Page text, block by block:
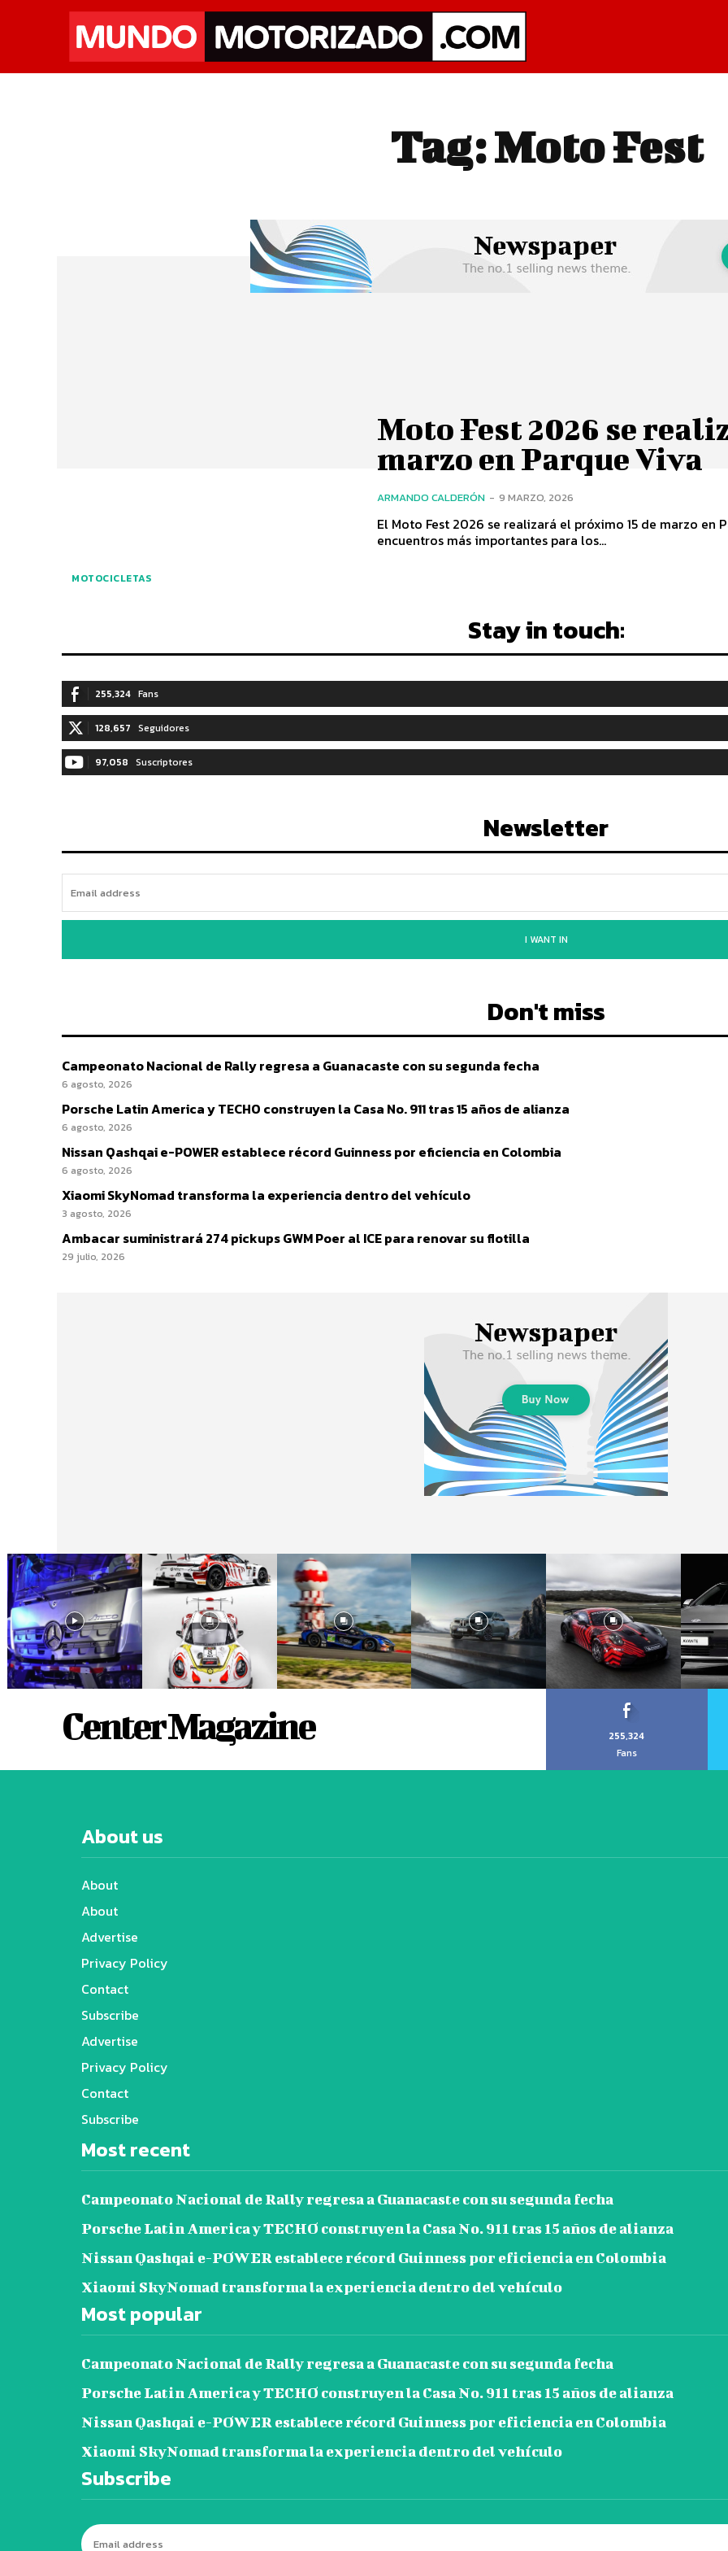
Tag:Moto Fest
MOTOCICLETAS
Moto Fest 2026 se
marzo en Parque Viva
ARMANDO CALDERÓN - 9 MARZO, 2026
El Moto Fest 2026 se realizará el próximo 15 de marzo
encuentros más importantes para los...
Stay in touch:
255,324 Fans
128,657 Seguidores
97,058 Suscriptores
Newsletter
I WANT IN
Don't miss
Campeonato Nacional de Rally regresa a Guanacaste con su segunda fecha
6 agosto, 2026
Porsche Latin America y TECHO construyen la Casa No. 911 tras 15 años de alianza
6 agosto, 2026
Nissan Qashqai e-POWER establece récord Guinness por eficiencia en Colombia
6 agosto, 2026
Xiaomi SkyNomad transforma la experiencia dentro del vehículo
3 agosto, 2026
Ambacar suministrará 274 pickups GWM Poer al ICE para renovar su flotilla
29 julio, 2026
Center Magazine
255,324
Fans
About us
About
About
Advertise
Privacy Policy
Contact
Subscribe
Advertise
Privacy Policy
Contact
Subscribe
Most recent
Campeonato Nacional de Rally regresa a Guanacaste con su segunda fecha
Porsche Latin America y TECHO construyen la Casa No. 911 tras 15 años de alianza
Nissan Qashqai e-POWER establece récord Guinness por eficiencia en Colombia
Xiaomi SkyNomad transforma la experiencia dentro del vehículo
Most popular
Campeonato Nacional de Rally regresa a Guanacaste con su segunda fecha
Porsche Latin America y TECHO construyen la Casa No. 911 tras 15 años de alianza
Nissan Qashqai e-POWER establece récord Guinness por eficiencia en Colombia
Xiaomi SkyNomad transforma la experiencia dentro del vehículo
Subscribe